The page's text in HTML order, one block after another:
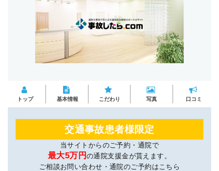
トップ 基本情報 こだわり 写真 口コミ
交通事故患者様限定
当サイトからのご予約・通院で
最大5万円の通院支援金が貰えます。
ご相談お問い合わせ・通院のご予約はこちら